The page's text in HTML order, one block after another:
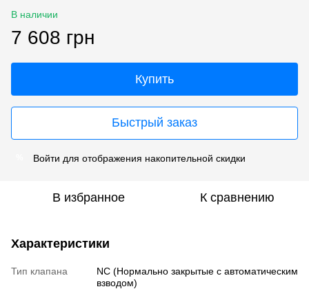
В наличии
7 608 грн
Купить
Быстрый заказ
Войти для отображения накопительной скидки
В избранное К сравнению
Характеристики
Тип клапана
NC (Нормально закрытые c автоматическим
взводом)